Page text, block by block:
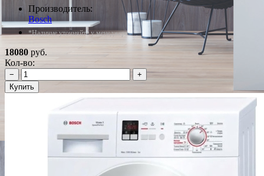
Производитель:
Bosch
*Наличие уточняйте у менеджера
18080 руб.
Кол-во:
−
+
Купить